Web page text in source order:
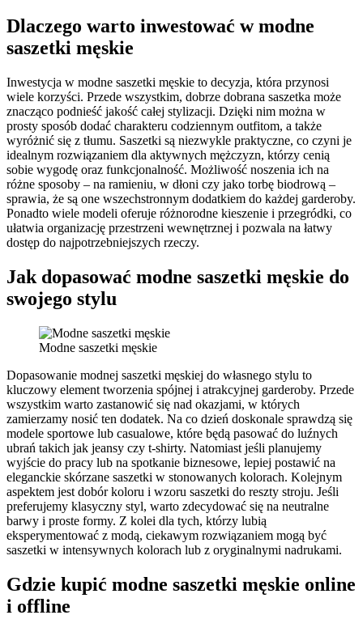
Dlaczego warto inwestować w modne
saszetki męskie
Inwestycja w modne saszetki męskie to decyzja, która przynosi
wiele korzyści. Przede wszystkim, dobrze dobrana saszetka może
znacząco podnieść jakość całej stylizacji. Dzięki nim można w
prosty sposób dodać charakteru codziennym outfitom, a także
wyróżnić się z tłumu. Saszetki są niezwykle praktyczne, co czyni je
idealnym rozwiązaniem dla aktywnych mężczyzn, którzy cenią
sobie wygodę oraz funkcjonalność. Możliwość noszenia ich na
różne sposoby – na ramieniu, w dłoni czy jako torbę biodrową –
sprawia, że są one wszechstronnym dodatkiem do każdej garderoby.
Ponadto wiele modeli oferuje różnorodne kieszenie i przegródki, co
ułatwia organizację przestrzeni wewnętrznej i pozwala na łatwy
dostęp do najpotrzebniejszych rzeczy.
Jak dopasować modne saszetki męskie do
swojego stylu
Modne saszetki męskie
Dopasowanie modnej saszetki męskiej do własnego stylu to
kluczowy element tworzenia spójnej i atrakcyjnej garderoby. Przede
wszystkim warto zastanowić się nad okazjami, w których
zamierzamy nosić ten dodatek. Na co dzień doskonale sprawdzą się
modele sportowe lub casualowe, które będą pasować do luźnych
ubrań takich jak jeansy czy t-shirty. Natomiast jeśli planujemy
wyjście do pracy lub na spotkanie biznesowe, lepiej postawić na
eleganckie skórzane saszetki w stonowanych kolorach. Kolejnym
aspektem jest dobór koloru i wzoru saszetki do reszty stroju. Jeśli
preferujemy klasyczny styl, warto zdecydować się na neutralne
barwy i proste formy. Z kolei dla tych, którzy lubią
eksperymentować z modą, ciekawym rozwiązaniem mogą być
saszetki w intensywnych kolorach lub z oryginalnymi nadrukami.
Gdzie kupić modne saszetki męskie online
i offline